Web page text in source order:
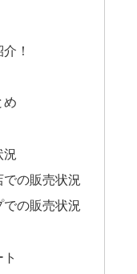
！
め
況
の販売状況
の販売状況